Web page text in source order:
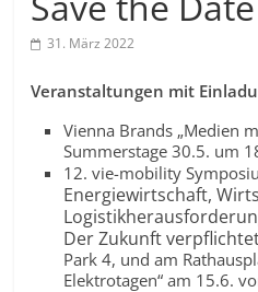
31. März 2022
Veranstaltungen mit
Vienna Brands „Medien
Summerstage 30.5. um
12. vie-mobility
Energiewirtschaft,
Der Zukunft
Park 4, und am
Elektrotagen“ am 15.6.